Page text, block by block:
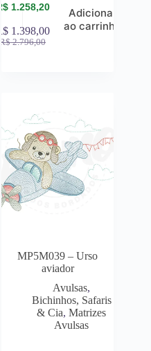
R$1.258,20
R$2.796,00
R$ 1.398,00
Adicionar
ao carrinho
MP5M039 – Urso
aviador
Avulsas,
Bichinhos, Safaris
& Cia,Matrizes
Avulsas